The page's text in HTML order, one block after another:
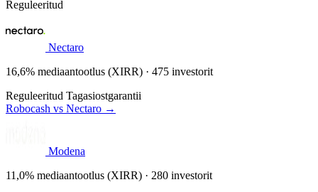
Reguleeritud
Nectaro
16,6% mediaantootlus (XIRR) · 475 investorit
Reguleeritud Tagasiostgarantii
Robocash vs Nectaro →
Modena
11,0% mediaantootlus (XIRR) · 280 investorit